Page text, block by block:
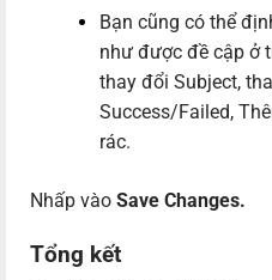
Bạn cũng có thể
như được đề cập ở
thay đổi Subject,
Success/Failed,
rác.
Nhấp vào Save Changes.
Tổng kết